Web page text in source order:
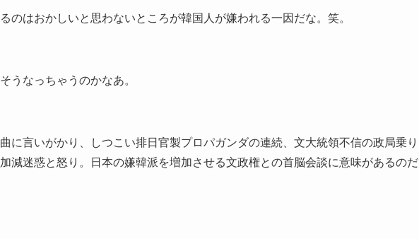
のはおかしいと思わないところが韓国人が嫌われる一因だな。笑。
うなっちゃうのかなあ。
に言いがかり、しつこい排日官製プロパガンダの連続、文大統領不信の政局乗り
減迷惑と怒り。日本の嫌韓派を増加させる文政権との首脳会談に意味があるのだ